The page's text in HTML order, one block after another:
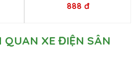
888 đ
QUAN XE ĐIỆN SÂN